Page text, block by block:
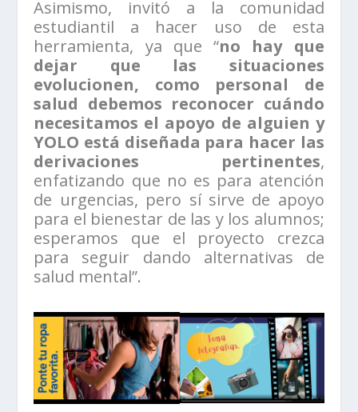
Asimismo, invitó a la comunidad
estudiantil a hacer uso de esta
herramienta, ya que “no hay que
dejar que las situaciones
evolucionen, como personal de
salud debemos reconocer cuándo
necesitamos el apoyo de alguien y
YOLO está diseñada para hacer las
derivaciones pertinentes,
enfatizando que no es para atención
de urgencias, pero sí sirve de apoyo
para el bienestar de las y los alumnos;
esperamos que el proyecto crezca
para seguir dando alternativas de
salud mental”.